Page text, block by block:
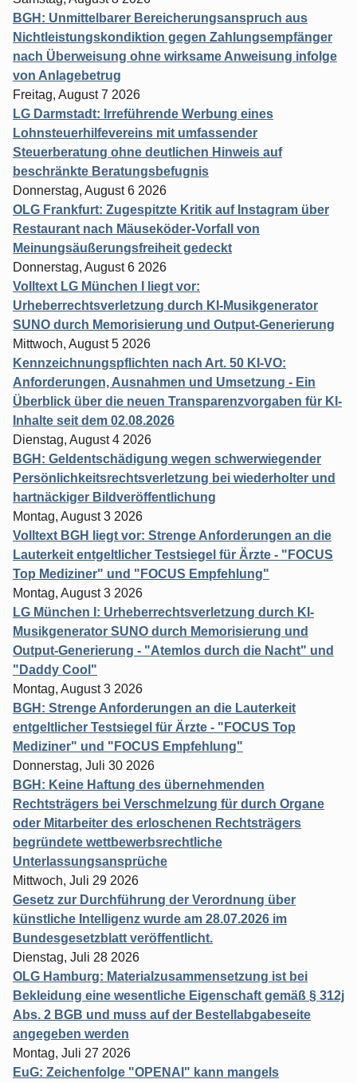
BGH: Unmittelbarer Bereicherungsanspruch aus
Nichtleistungskondiktion gegen Zahlungsempfänger
nach Überweisung ohne wirksame Anweisung infolge
von Anlagebetrug
Freitag, August 7 2026
LG Darmstadt: Irreführende Werbung eines
Lohnsteuerhilfevereins mit umfassender
Steuerberatung ohne deutlichen Hinweis auf
beschränkte Beratungsbefugnis
Donnerstag, August 6 2026
OLG Frankfurt: Zugespitzte Kritik auf Instagram über
Restaurant nach Mäuseköder-Vorfall von
Meinungsäußerungsfreiheit gedeckt
Donnerstag, August 6 2026
Volltext LG München I liegt vor:
Urheberrechtsverletzung durch KI-Musikgenerator
SUNO durch Memorisierung und Output-Generierung
Mittwoch, August 5 2026
Kennzeichnungspflichten nach Art. 50 KI-VO:
Anforderungen, Ausnahmen und Umsetzung - Ein
Überblick über die neuen Transparenzvorgaben für KI-
Inhalte seit dem 02.08.2026
Dienstag, August 4 2026
BGH: Geldentschädigung wegen schwerwiegender
Persönlichkeitsrechtsverletzung bei wiederholter und
hartnäckiger Bildveröffentlichung
Montag, August 3 2026
Volltext BGH liegt vor: Strenge Anforderungen an die
Lauterkeit entgeltlicher Testsiegel für Ärzte - "FOCUS
Top Mediziner" und "FOCUS Empfehlung"
Montag, August 3 2026
LG München I: Urheberrechtsverletzung durch KI-
Musikgenerator SUNO durch Memorisierung und
Output-Generierung - "Atemlos durch die Nacht" und
"Daddy Cool"
Montag, August 3 2026
BGH: Strenge Anforderungen an die Lauterkeit
entgeltlicher Testsiegel für Ärzte - "FOCUS Top
Mediziner" und "FOCUS Empfehlung"
Donnerstag, Juli 30 2026
BGH: Keine Haftung des übernehmenden
Rechtsträgers bei Verschmelzung für durch Organe
oder Mitarbeiter des erloschenen Rechtsträgers
begründete wettbewerbsrechtliche
Unterlassungsansprüche
Mittwoch, Juli 29 2026
Gesetz zur Durchführung der Verordnung über
künstliche Intelligenz wurde am 28.07.2026 im
Bundesgesetzblatt veröffentlicht.
Dienstag, Juli 28 2026
OLG Hamburg: Materialzusammensetzung ist bei
Bekleidung eine wesentliche Eigenschaft gemäß § 312j
Abs. 2 BGB und muss auf der Bestellabgabeseite
angegeben werden
Montag, Juli 27 2026
EuG: Zeichenfolge "OPENAI" kann mangels